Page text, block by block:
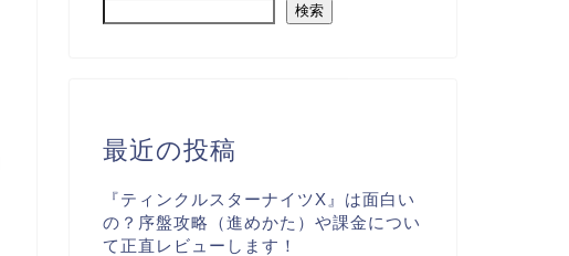
検索
最近の投稿
『ティンクルスターナイツX』は面白い
の？序盤攻略（進めかた）や課金につい
て正直レビューします！